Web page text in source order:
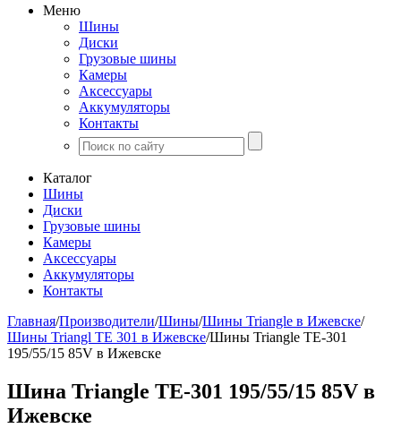
Меню
Шины
Диски
Грузовые шины
Камеры
Аксессуары
Аккумуляторы
Контакты
Каталог
Шины
Диски
Грузовые шины
Камеры
Аксессуары
Аккумуляторы
Контакты
Главная/Производители/Шины/Шины Triangle в Ижевске/
Шины Triangl TE 301 в Ижевске/Шины Triangle ТE-301
195/55/15 85V в Ижевске
Шина Triangle ТE-301 195/55/15 85V в
Ижевске